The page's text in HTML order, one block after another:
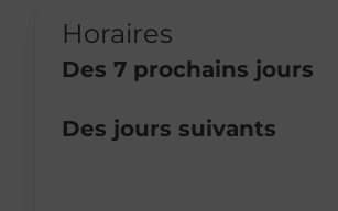
Horaires
Des 7 prochains jours
Lundi 08:30-12:30
Des jours suivants